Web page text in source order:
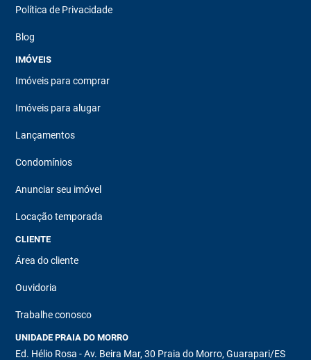
Política de Privacidade
Blog
IMÓVEIS
Imóveis para comprar
Imóveis para alugar
Lançamentos
Condomínios
Anunciar seu imóvel
Locação temporada
CLIENTE
Área do cliente
Ouvidoria
Trabalhe conosco
UNIDADE PRAIA DO MORRO
Ed. Hélio Rosa - Av. Beira Mar, 30 Praia do Morro, Guarapari/ES